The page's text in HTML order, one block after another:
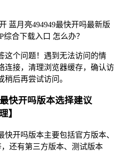
蓝月亮494949最快开吗最新版
综合下载入口 怎么办？
这个问题！遇到无法访问的情
连接，清理浏览器缓存，确认访
稍后再尝试访问。
快开吗版本选择建议
】
快开吗版本主要包括官方版本、
还有第三方版本、测试版本